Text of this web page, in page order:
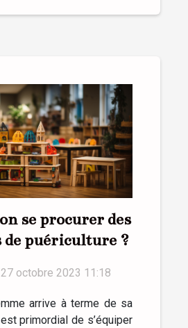
se procurer des
de puériculture ?
octobre 2023 11:18
arrive à terme de sa
primordial de s’équiper